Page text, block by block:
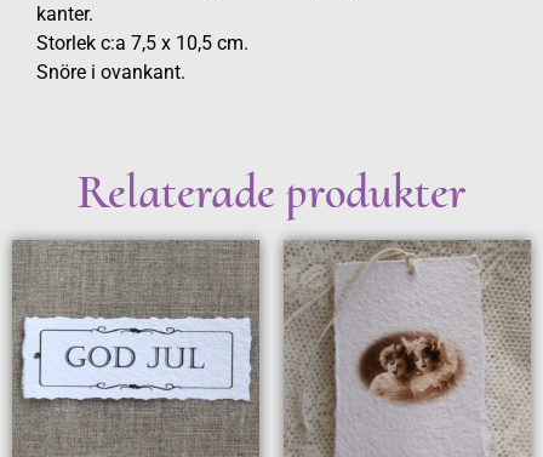
kanter.
Storlek c:a 7,5 x 10,5 cm.
Snöre i ovankant.
Relaterade produkter